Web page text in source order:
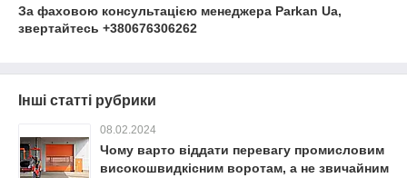
За фаховою консультацією менеджера Parkan Ua,
звертайтесь +380676306262
Інші статті рубрики
08.02.2024
Чому варто віддати перевагу промисловим
високошвидкісним воротам, а не звичайним